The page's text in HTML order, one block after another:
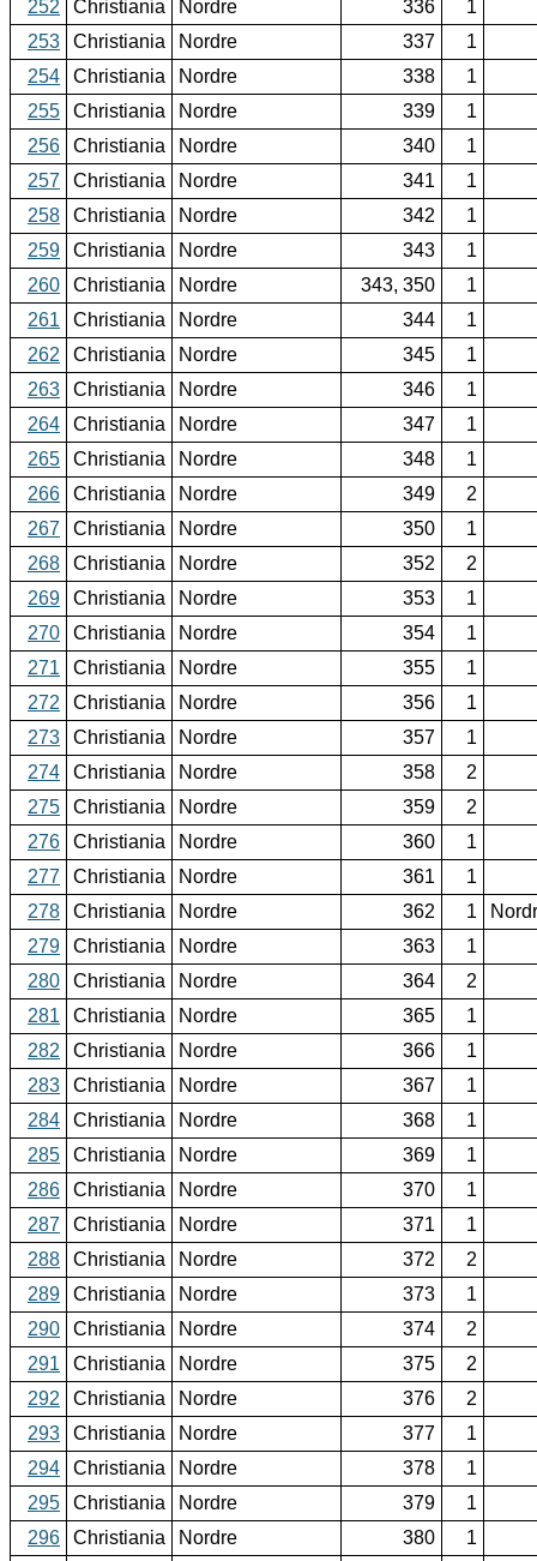
252
Christiania Nordre 336
1
253
Christiania Nordre 337
1
254
Christiania Nordre 338
1
255
Christiania Nordre 339
1
256
Christiania Nordre 340
1
257
Christiania Nordre 341
1
258
Christiania Nordre 342
1
259
Christiania Nordre 343
1
260
Christiania Nordre 343, 350
1
261
Christiania Nordre 344
1
262
Christiania Nordre 345
1
263
Christiania Nordre 346
1
264
Christiania Nordre 347
1
265
Christiania Nordre 348
1
266
Christiania Nordre 349
2
267
Christiania Nordre 350
1
268
Christiania Nordre 352
2
269
Christiania Nordre 353
1
270
Christiania Nordre 354
1
271
Christiania Nordre 355
1
272
Christiania Nordre 356
1
273
Christiania Nordre 357
1
274
Christiania Nordre 358
2
275
Christiania Nordre 359
2
276
Christiania Nordre 360
1
277
Christiania Nordre 361
1
278
Christiania Nordre 362 1
279
Christiania Nordre 363
1
280
Christiania Nordre 364
2
281
Christiania Nordre 365
1
282
Christiania Nordre 366
1
283
Christiania Nordre 367
1
284
Christiania Nordre 368
1
285
Christiania Nordre 369
1
286
Christiania Nordre 370
1
287
Christiania Nordre 371
1
288
Christiania Nordre 372
2
289
Christiania Nordre 373
1
290
Christiania Nordre 374
2
291
Christiania Nordre 375
2
292
Christiania Nordre 376
2
293
Christiania Nordre 377
1
294
Christiania Nordre 378
1
295
Christiania Nordre 379
1
296
Christiania Nordre 380
1